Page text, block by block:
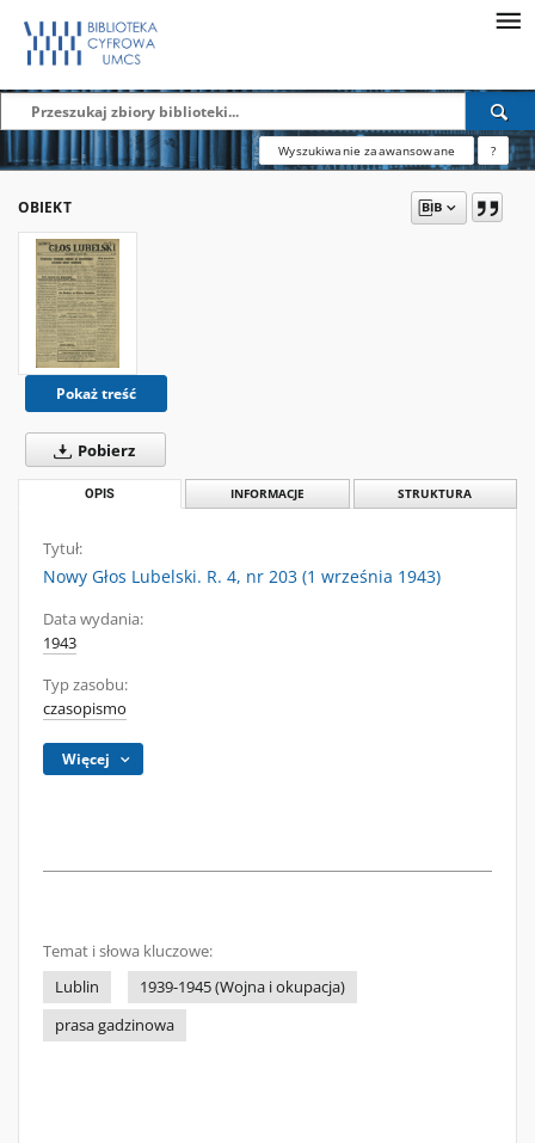
Wyszukiwanie zaawansowane ?
OBIEKT
Pokaż treść
Pobierz
OPIS INFORMACJE STRUKTURA
Tytuł:
Nowy Głos Lubelski. R. 4, nr 203 (1 września 1943)
Data wydania:
1943
Typ zasobu:
czasopismo
Więcej
Temat i słowa kluczowe:
Lublin
1939-1945 (Wojna i okupacja)
prasa gadzinowa